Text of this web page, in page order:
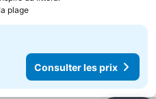
plage
Consulter les prix